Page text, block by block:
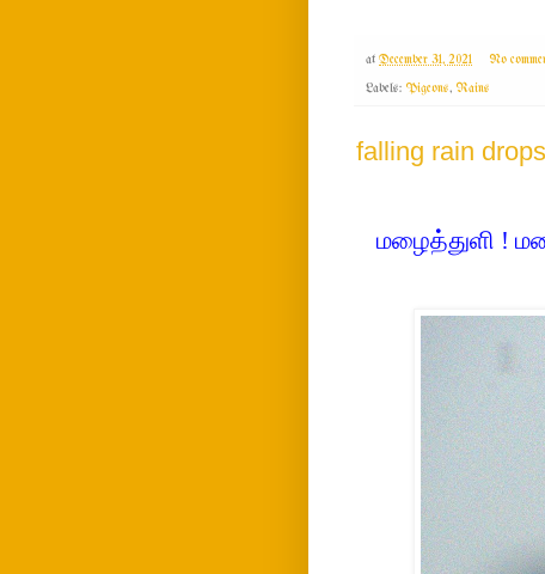
at December 31, 2021 No
Labels: Pigeons, Rains
falling rain
மழைத்துளி !